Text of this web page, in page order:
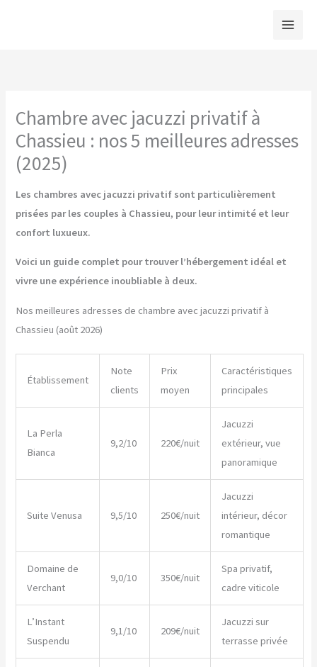
Chambre avec jacuzzi privatif à
Chassieu : nos 5 meilleures adresses
(2025)
Les chambres avec jacuzzi privatif sont particulièrement
prisées par les couples à Chassieu, pour leur intimité et leur
confort luxueux.
Voici un guide complet pour trouver l’hébergement idéal et
vivre une expérience inoubliable à deux.
Nos meilleures adresses de chambre avec jacuzzi privatif à
Chassieu (août 2026)
Établissement
Note
clients
Prix
moyen
Caractéristiques
principales
La Perla
Bianca
9,2/10 220€/nuit
Jacuzzi
extérieur, vue
panoramique
Suite Venusa 9,5/10 250€/nuit
Jacuzzi
intérieur, décor
romantique
Domaine de
Verchant
9,0/10 350€/nuit
Spa privatif,
cadre viticole
L’Instant
Suspendu
9,1/10 209€/nuit
Jacuzzi sur
terrasse privée